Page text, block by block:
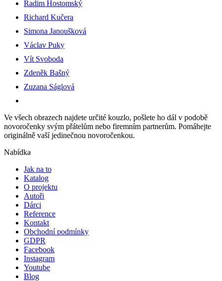
Radim Hostomský
Richard Kučera
Simona Janoušková
Václav Puky
Vít Svoboda
Zdeněk Bašný
Zuzana Ságlová
Ve všech obrazech najdete určité kouzlo, pošlete ho dál v podobě
novoročenky svým přátelům nebo firemním partnerům. Pomáhejte
originálně vaší jedinečnou novoročenkou.
Nabídka
Jak na to
Katalog
O projektu
Autoři
Dárci
Reference
Kontakt
Obchodní podmínky
GDPR
Facebook
Instagram
Youtube
Blog